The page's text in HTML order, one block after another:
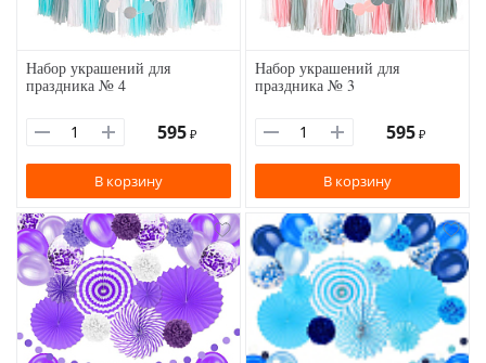
Набор украшений для
праздника № 4
595 ₽
В корзину
Набор украшений для
праздника № 3
595 ₽
В корзину